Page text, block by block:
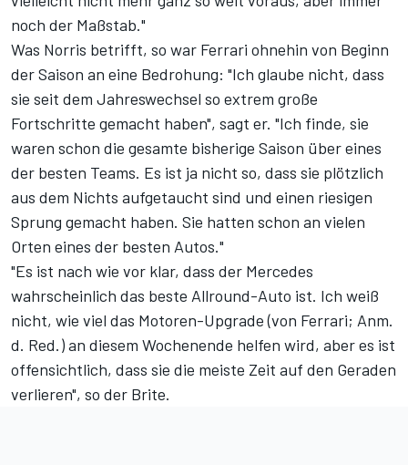
noch der Maßstab."
Was Norris betrifft, so war Ferrari ohnehin von Beginn
der Saison an eine Bedrohung: "Ich glaube nicht, dass
sie seit dem Jahreswechsel so extrem große
Fortschritte gemacht haben", sagt er. "Ich finde, sie
waren schon die gesamte bisherige Saison über eines
der besten Teams. Es ist ja nicht so, dass sie plötzlich
aus dem Nichts aufgetaucht sind und einen riesigen
Sprung gemacht haben. Sie hatten schon an vielen
Orten eines der besten Autos."
"Es ist nach wie vor klar, dass der Mercedes
wahrscheinlich das beste Allround-Auto ist. Ich weiß
nicht, wie viel das Motoren-Upgrade (von Ferrari; Anm.
d. Red.) an diesem Wochenende helfen wird, aber es ist
offensichtlich, dass sie die meiste Zeit auf den Geraden
verlieren", so der Brite.